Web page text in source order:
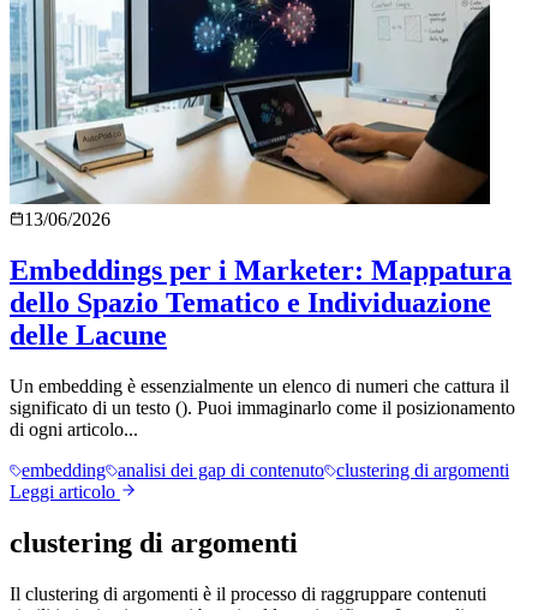
13/06/2026
Embeddings per i Marketer: Mappatura
dello Spazio Tematico e Individuazione
delle Lacune
Un embedding è essenzialmente un elenco di numeri che cattura il
significato di un testo (). Puoi immaginarlo come il posizionamento
di ogni articolo...
embedding analisi dei gap di contenuto clustering di argomenti
Leggi articolo
clustering di argomenti
Il clustering di argomenti è il processo di raggruppare contenuti